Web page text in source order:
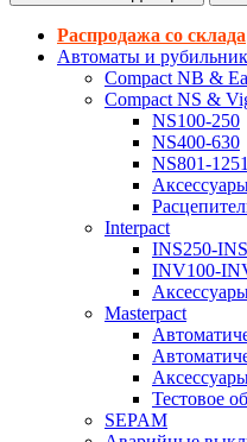
Распродажа со склада
Автоматы и
Compact NB &
Compact NS &
NS100-250
NS400-630
NS801-1251
Interpact
INS250-
INV100-
Masterpact
Тестовое
SEPAM